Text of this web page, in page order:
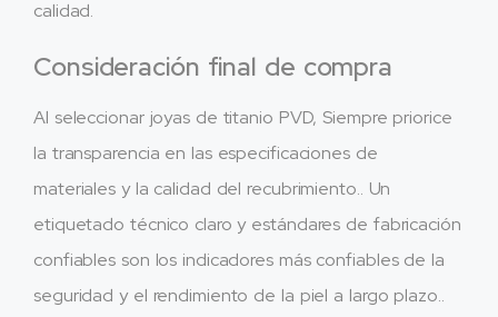
calidad.
Consideración final de compra
Al seleccionar joyas de titanio PVD, Siempre priorice
la transparencia en las especificaciones de
materiales y la calidad del recubrimiento.. Un
etiquetado técnico claro y estándares de fabricación
confiables son los indicadores más confiables de la
seguridad y el rendimiento de la piel a largo plazo..